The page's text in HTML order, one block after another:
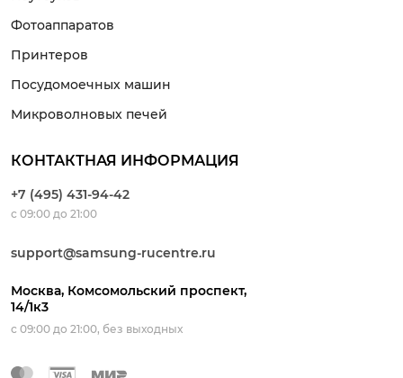
Фотоаппаратов
Принтеров
Посудомоечных машин
Микроволновых печей
КОНТАКТНАЯ ИНФОРМАЦИЯ
+7 (495) 431-94-42
с 09:00 до 21:00
support@samsung-rucentre.ru
Москва, Комсомольский проспект,
14/1к3
с 09:00 до 21:00, без выходных